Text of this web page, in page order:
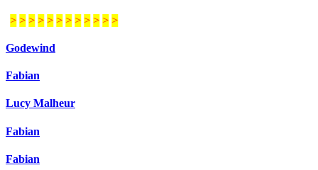
> > > > > > > > > > > >
Godewind
Fabian
Lucy Malheur
Fabian
Fabian